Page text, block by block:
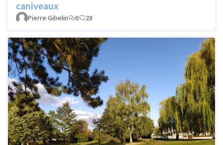
caniveaux
Pierre Gibelin 6 28